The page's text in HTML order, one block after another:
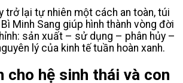
trở lại tự nhiên một cách an toàn, túi
Minh Sang giúp hình thành vòng đời
sản xuất – sử dụng – phân hủy –
lý của kinh tế tuần hoàn xanh.
cho hệ sinh thái và con